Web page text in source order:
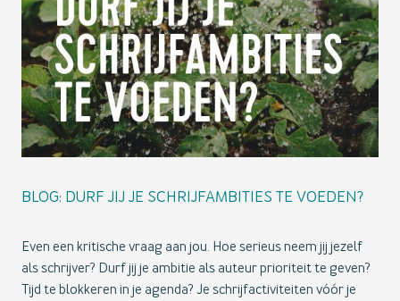
BLOG: DURF JIJ JE SCHRIJFAMBITIES TE VOEDEN?
Even een kritische vraag aan jou. Hoe serieus neem jij jezelf
als schrijver? Durf jij je ambitie als auteur prioriteit te geven?
Tijd te blokkeren in je agenda? Je schrijfactiviteiten vóór je